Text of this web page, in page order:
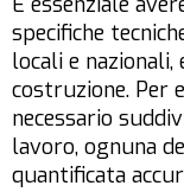
specifiche
locali e
costruzione. Per
necessario
lavoro, ognuna
quantificata